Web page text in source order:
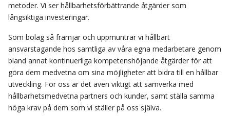
metoder. Vi ser hållbarhetsförbättrande åtgärder som
långsiktiga investeringar.
Som bolag så främjar och uppmuntrar vi hållbart
ansvarstagande hos samtliga av våra egna medarbetare genom
bland annat kontinuerliga kompetenshöjande åtgärder för att
göra dem medvetna om sina möjligheter att bidra till en hållbar
utveckling. För oss är det även viktigt att samverka med
hållbarhetsmedvetna partners och kunder, samt ställa samma
höga krav på dem som vi ställer på oss själva.